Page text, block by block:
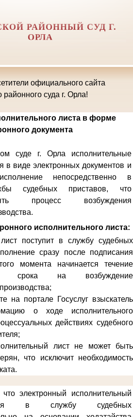
РАЙОННЫЙ СУД Г.
ОРЛА
официального сайта
районного суда г. Орла!
листа в форме
документа
суде г. Орла исполнительные
в виде электронных документов и
непосредственно в
судебных приставов, что
процесс возбуждения
исполнительного листа:
поступит в службу судебных
сразу после подписания
момента начинается течение
срока на возбуждение
на портале Госуслуг взыскатель
о ходе исполнительного
действиях судебного
лист не может быть
что исключит необходимость
электронный исполнительный
в службу судебных